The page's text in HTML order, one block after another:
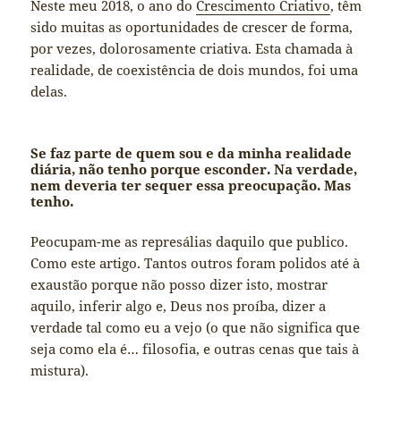
Neste meu 2018, o ano doCrescimento Criativo, têm
sido muitas as oportunidades de crescer de forma,
por vezes, dolorosamente criativa. Esta chamada à
realidade, de coexistência de dois mundos, foi uma
delas.
Se faz parte de quem sou e da minha realidade
diária, não tenho porque esconder. Na verdade,
nem deveria ter sequer essa preocupação. Mas
tenho.
Peocupam-me as represálias daquilo que publico.
Como este artigo. Tantos outros foram polidos até à
exaustão porque não posso dizer isto, mostrar
aquilo, inferir algo e, Deus nos proíba, dizer a
verdade tal como eu a vejo (o que não significa que
seja como ela é… filosofia, e outras cenas que tais à
mistura).